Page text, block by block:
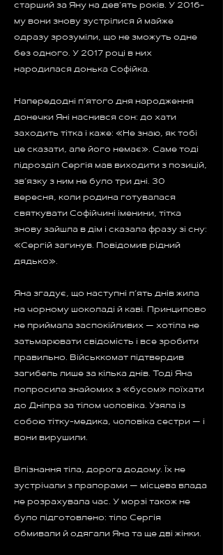
старший за Яну на дев’ять років. У 2016-
му вони знову зустрілися й майже
одразу зрозуміли, що не зможуть одне
без одного. У 2017 році в них
народилася донька Софійка.
Напередодні п’ятого дня народження
донечки Яні наснився сон: до хати
заходить тітка і каже: «Не знаю, як тобі
це сказати, але його немає». Саме тоді
підрозділ Сергія мав виходити з позицій,
зв’язку з ним не було три дні. 30
вересня, коли родина готувалася
святкувати Софійчині іменини, тітка
знову зайшла в дім і сказала фразу зі сну:
«Сергій загинув. Повідомив рідний
дядько».
Яна згадує, що наступні п’ять днів жила
на чорному шоколаді й каві. Принципово
не приймала заспокійливих — хотіла не
затьмарювати свідомість і все зробити
правильно. Військкомат підтвердив
загибель лише за кілька днів. Тоді Яна
попросила знайомих з «бусом» поїхати
до Дніпра за тілом чоловіка. Узяла із
собою тітку-медика, чоловіка сестри — і
вони вирушили.
Впізнання тіла, дорога додому. Їх не
зустрічали з прапорами — місцева влада
не розрахувала час. У морзі також не
було підготовлено: тіло Сергія
обмивали й одягали Яна та ще дві жінки.